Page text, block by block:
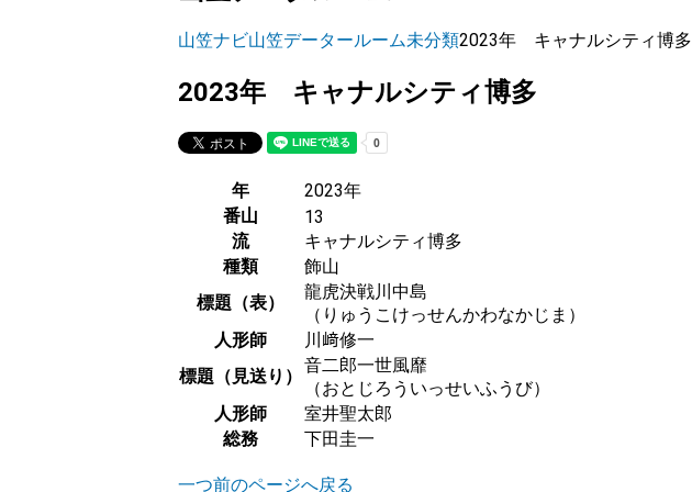
山笠ナビ山笠データールーム未分類2023年 キャナルシティ博多
2023年 キャナルシティ博多
年
2023年
番山
13
流
キャナルシティ博多
種類
飾山
標題（表）
龍虎決戦川中島
（りゅうこけっせんかわなかじま）
人形師
川﨑修一
標題（見送り）
音二郎一世風靡
（おとじろういっせいふうび）
人形師
室井聖太郎
総務
下田圭一
一つ前のページへ戻る